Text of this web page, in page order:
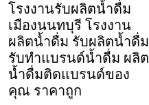
โรงงานรับผลิตน้ำดื่ม
เมืองนนทบุรี โรงงาน
ผลิตน้ำดื่ม รับผลิตน้ำดื่ม
รับทำแบรนด์น้ำดื่ม ผลิต
น้ำดื่มติดแบรนด์ของ
คุณ ราคาถูก